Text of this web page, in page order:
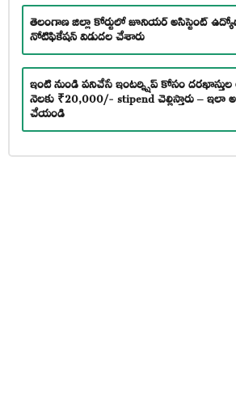
తెలంగాణ జిల్లా కోర్టులో జూనియర్ అసిస్టెంట్
నోటిఫికేషన్ విడుదల చేశారు
ఇంటి నుండి పనిచేసే ఇంటర్న్షిప్ కోసం
నెలకు ₹20,000/- stipend చెల్లిస్తారు – ఇలా
చేయండి